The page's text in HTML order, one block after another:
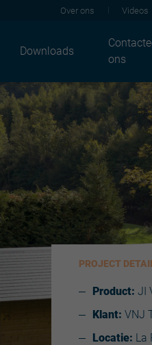
Oplossingen
Akoestisch
Thermisch
Brand
Coldstore
Duurzaamheid
Renovatie
Coatings
Architecturaal
Downloads
ons
Over ons Videos
PROJECT
Product: JI
Klant: VNJ
Locatie: La